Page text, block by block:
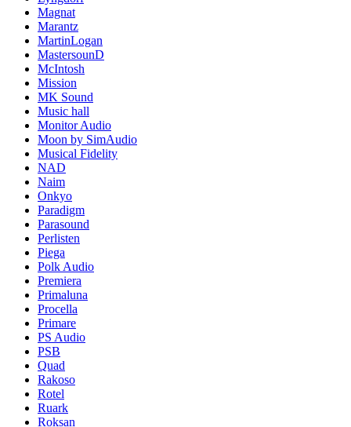
Magnat
Marantz
MartinLogan
MastersounD
McIntosh
Mission
MK Sound
Music hall
Monitor Audio
Moon by SimAudio
Musical Fidelity
NAD
Naim
Onkyo
Paradigm
Parasound
Perlisten
Piega
Polk Audio
Premiera
Primaluna
Procella
Primare
PS Audio
PSB
Quad
Rakoso
Rotel
Ruark
Roksan